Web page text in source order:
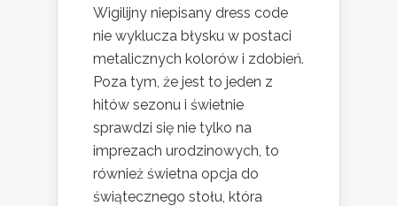
Wigilijny niepisany dress code
nie wyklucza błysku w postaci
metalicznych kolorów i zdobień.
Poza tym, że jest to jeden z
hitów sezonu i świetnie
sprawdzi się nie tylko na
imprezach urodzinowych, to
również świetna opcja do
świątecznego stołu, która